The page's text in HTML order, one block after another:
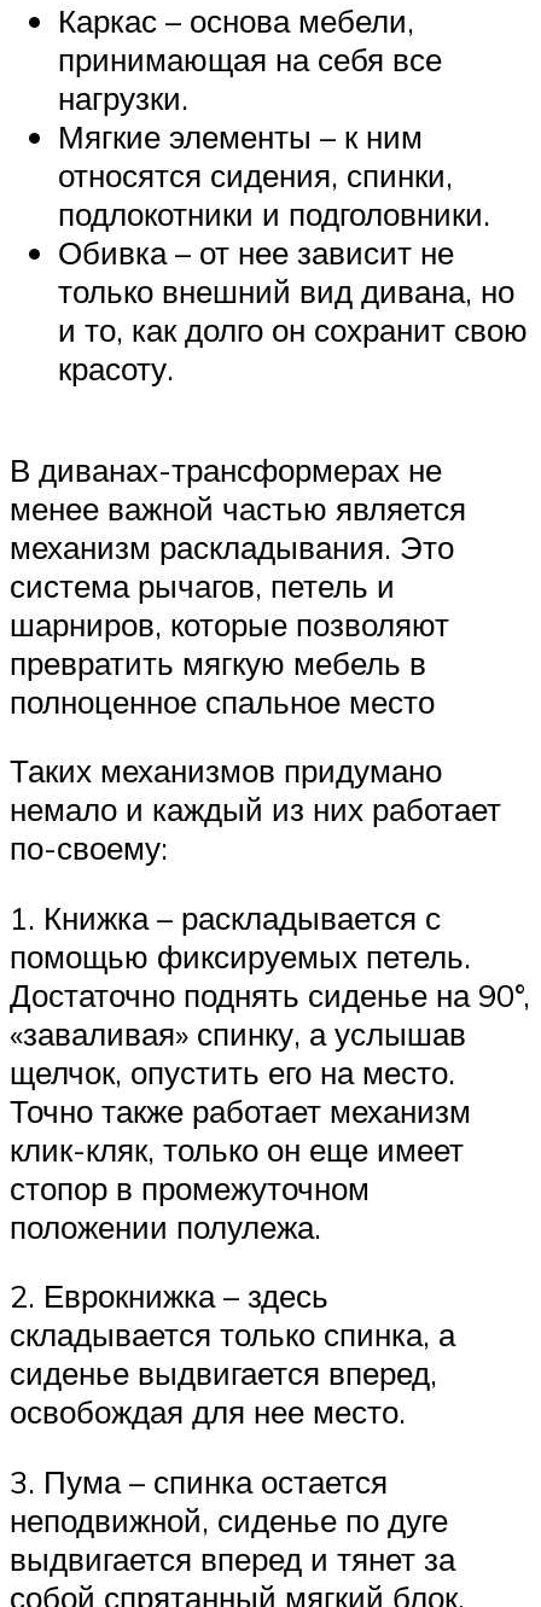
Каркас – основа мебели,
принимающая на себя все
нагрузки.
Мягкие элементы – к ним
относятся сидения, спинки,
подлокотники и подголовники.
Обивка – от нее зависит не
только внешний вид дивана, но
и то, как долго он сохранит свою
красоту.
В диванах-трансформерах не
менее важной частью является
механизм раскладывания. Это
система рычагов, петель и
шарниров, которые позволяют
превратить мягкую мебель в
полноценное спальное место
Таких механизмов придумано
немало и каждый из них работает
по-своему:
1. Книжка – раскладывается с
помощью фиксируемых петель.
Достаточно поднять сиденье на 90°,
«заваливая» спинку, а услышав
щелчок, опустить его на место.
Точно также работает механизм
клик-кляк, только он еще имеет
стопор в промежуточном
положении полулежа.
2. Еврокнижка – здесь
складывается только спинка, а
сиденье выдвигается вперед,
освобождая для нее место.
3. Пума – спинка остается
неподвижной, сиденье по дуге
выдвигается вперед и тянет за
собой спрятанный мягкий блок.